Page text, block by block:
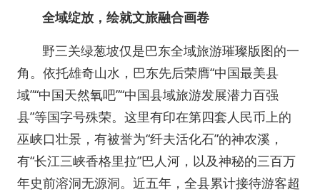
全域绽放，绘就文旅融合画卷
野三关绿葱坡仅是巴东全域旅游璀璨版图的一
角。依托雄奇山水，巴东先后荣膺“中国最美县
域”“中国天然氧吧”“中国县域旅游发展潜力百强
县”等国字号殊荣。这里有印在第四套人民币上的
巫峡口壮景，有被誉为“纤夫活化石”的神农溪，
有“长江三峡香格里拉”巴人河，以及神秘的三百万
年史前溶洞无源洞。近五年，全县累计接待游客超